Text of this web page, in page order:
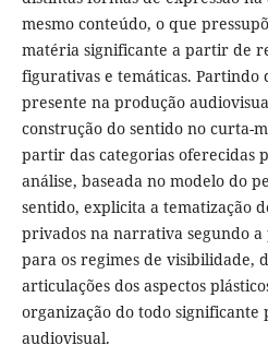
mesmo conteúdo, o que
matéria significante a partir de
figurativas e temáticas.
presente na produção
construção do sentido no curta-
partir das categorias oferecidas
análise, baseada no modelo do
sentido, explicita a tematização
privados na narrativa segundo
para os regimes de visibilidade,
articulações dos aspectos
organização do todo
audiovisual.